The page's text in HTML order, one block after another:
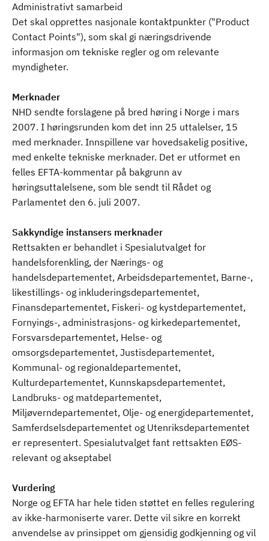
Administrativt samarbeid
Det skal opprettes nasjonale kontaktpunkter ("Product
Contact Points"), som skal gi næringsdrivende
informasjon om tekniske regler og om relevante
myndigheter.
Merknader
NHD sendte forslagene på bred høring i Norge i mars
2007. I høringsrunden kom det inn 25 uttalelser, 15
med merknader. Innspillene var hovedsakelig positive,
med enkelte tekniske merknader. Det er utformet en
felles EFTA-kommentar på bakgrunn av
høringsuttalelsene, som ble sendt til Rådet og
Parlamentet den 6. juli 2007.
Sakkyndige instansers merknader
Rettsakten er behandlet i Spesialutvalget for
handelsforenkling, der Nærings- og
handelsdepartementet, Arbeidsdepartementet, Barne-,
likestillings- og inkluderingsdepartementet,
Finansdepartementet, Fiskeri- og kystdepartementet,
Fornyings-, administrasjons- og kirkedepartementet,
Forsvarsdepartementet, Helse- og
omsorgsdepartementet, Justisdepartementet,
Kommunal- og regionaldepartementet,
Kulturdepartementet, Kunnskapsdepartementet,
Landbruks- og matdepartementet,
Miljøverndepartementet, Olje- og energidepartementet,
Samferdselsdepartementet og Utenriksdepartementet
er representert. Spesialutvalget fant rettsakten EØS-
relevant og akseptabel
Vurdering
Norge og EFTA har hele tiden støttet en felles regulering
av ikke-harmoniserte varer. Dette vil sikre en korrekt
anvendelse av prinsippet om gjensidig godkjenning og vil